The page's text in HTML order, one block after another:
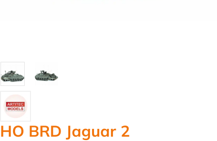
HO BRD Jaguar 2